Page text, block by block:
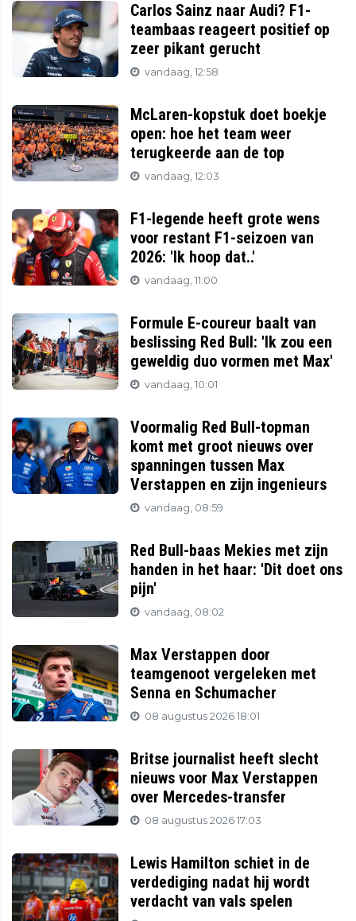
Carlos Sainz naar Audi? F1-
teambaas reageert positief op
zeer pikant gerucht
vandaag, 12:58
McLaren-kopstuk doet boekje
open: hoe het team weer
terugkeerde aan de top
vandaag, 12:03
F1-legende heeft grote wens
voor restant F1-seizoen van
2026: 'Ik hoop dat..'
vandaag, 11:00
Formule E-coureur baalt van
beslissing Red Bull: 'Ik zou een
geweldig duo vormen met Max'
vandaag, 10:01
Voormalig Red Bull-topman
komt met groot nieuws over
spanningen tussen Max
Verstappen en zijn ingenieurs
vandaag, 08:59
Red Bull-baas Mekies met zijn
handen in het haar: 'Dit doet ons
pijn'
vandaag, 08:02
Max Verstappen door
teamgenoot vergeleken met
Senna en Schumacher
08 augustus 2026 18:01
Britse journalist heeft slecht
nieuws voor Max Verstappen
over Mercedes-transfer
08 augustus 2026 17:03
Lewis Hamilton schiet in de
verdediging nadat hij wordt
verdacht van vals spelen